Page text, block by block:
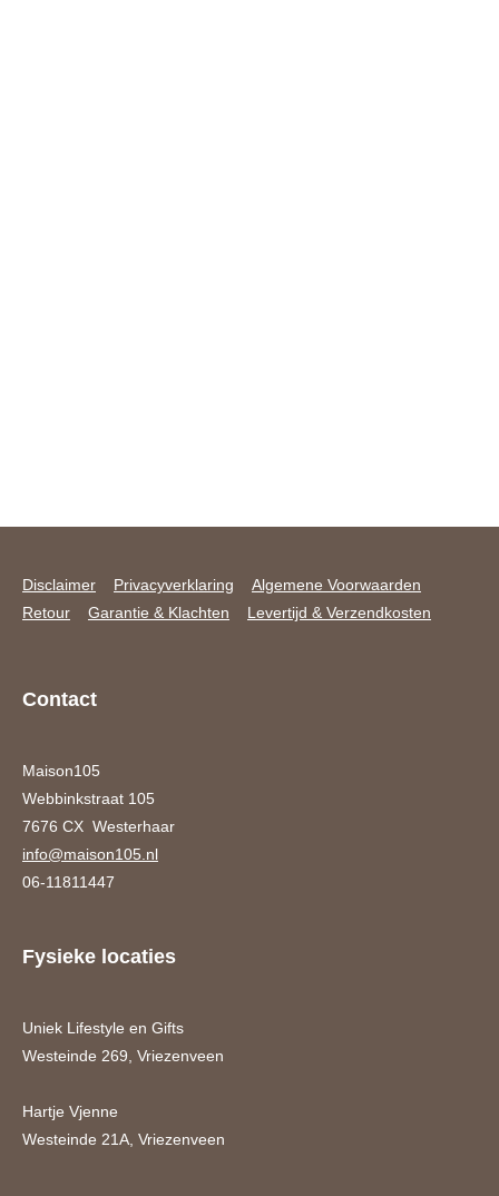
Disclaimer Privacyverklaring
Algemene Voorwaarden
Retour
Garantie & Klachten Levertijd & Verzendkosten
Contact
Maison105
Webbinkstraat 105
7676 CX Westerhaar
info@maison105.nl
06-11811447
Fysieke locaties
Uniek Lifestyle en Gifts
Westeinde 269, Vriezenveen
Hartje Vjenne
Westeinde 21A, Vriezenveen